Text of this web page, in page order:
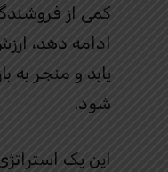
کمی از
ادامه دهد،
یابد و منجر به
شود.
این یک